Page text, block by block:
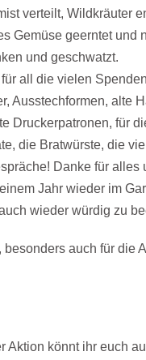
verteilt, Wildkräuter
Gemüse geerntet und
und geschwatzt.
all die vielen
Ausstechformen, alte
Druckerpatronen, für
die Bratwürste, die
Danke für alles
Jahr wieder im
wieder würdig zu
besonders auch für die
Aktion könnt ihr euch